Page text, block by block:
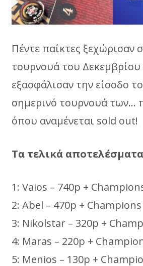
Πέντε παίκτες ξεχώρισαν
τουρνουά του Δεκεμβρίου
εξασφάλισαν την είσοδο
σημερινό τουρνουά των…
όπου αναμένεται sold out!
Τα τελικά αποτελέσματα
1: Vaios – 740p +
2: Abel – 470p +
3: Nikolstar – 320p +
4: Maras – 220p +
5: Menios – 130p +